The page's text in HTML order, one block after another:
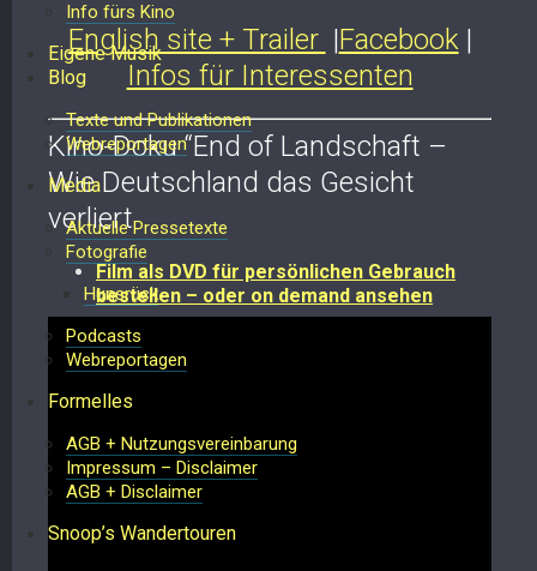
Info fürs Kino
Eigene Musik
Blog
Texte und Publikationen
Webreportagen
Media
Aktuelle Pressetexte
Fotografie
Hunsrück
Podcasts
Webreportagen
Formelles
AGB + Nutzungsvereinbarung
Impressum – Disclaimer
AGB + Disclaimer
Snoop’s Wandertouren
English site + Trailer |Facebook|
Infos für Interessenten
Kino-Doku “End of Landschaft –
Wie Deutschland das Gesicht
verliert
Film als DVD für persönlichen Gebrauch
bestellen – oder on demand ansehen